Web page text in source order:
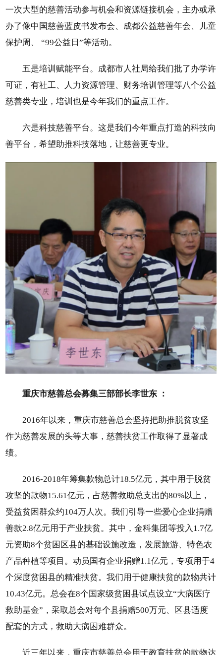
一次大型的慈善活动参与机会和资源链接机会，主办或承
办了像中国慈善蓝皮书发布会、成都公益慈善年会、儿童
保护周、 “99公益日”等活动。
五是培训赋能平台。成都市人社局给我们批了办学许
可证，有社工、人力资源管理、财务培训管理等八个公益
慈善类专业，培训也是今年我们的重点工作。
六是科技慈善平台。这是我们今年重点打造的科技向
善平台，希望助推科技落地，让慈善更专业。
重庆市慈善总会募集三部部长李世东 ：
2016年以来，重庆市慈善总会坚持把助推脱贫攻坚
作为慈善发展的头等大事，慈善扶贫工作取得了显著成
绩。
2016-2018年筹集款物总计18.5亿元，其中用于脱贫
攻坚的款物15.61亿元，占慈善救助总支出的80%以上，
受益贫困群众约104万人次。我们引导一些爱心企业捐赠
善款2.8亿元用于产业扶贫。其中，金科集团等投入1.7亿
元资助8个贫困区县的基础设施改造，发展旅游、特色农
产品种植等项目。动员国有企业捐赠1.1亿元，专项用于4
个深度贫困县的精准扶贫。我们用于健康扶贫的款物共计
10.43亿元。总会在8个国家级贫困县试点设立“大病医疗
救助基金”，采取总会对每个县捐赠500万元、区县适度
配套的方式，救助大病困难群众。
近三年以来，重庆市慈善总会用于教育扶贫的款物达